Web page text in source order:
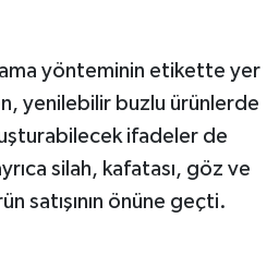
yönteminin etikette yer
yenilebilir buzlu ürünlerde
ifadeler de
silah, kafatası, göz ve
satışının önüne geçti.